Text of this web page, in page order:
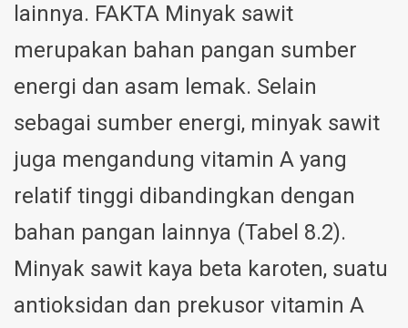
lainnya. FAKTA Minyak sawit
merupakan bahan pangan sumber
energi dan asam lemak. Selain
sebagai sumber energi, minyak sawit
juga mengandung vitamin A yang
relatif tinggi dibandingkan dengan
bahan pangan lainnya (Tabel 8.2).
Minyak sawit kaya beta karoten, suatu
antioksidan dan prekusor vitamin A